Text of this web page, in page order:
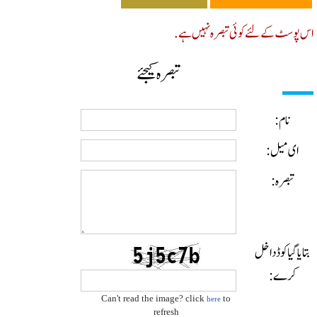
کے لئے کوئی تبصرہ نہیں ہے.
تبصرہ کیجئے
نام:
ای میل:
تبصرہ:
گیا کوڈ داخل
کرے:
Can't read the image? clickhere
refresh